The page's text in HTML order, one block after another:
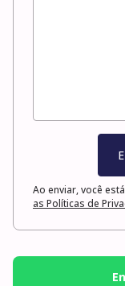
Ao enviar, você
as Políticas de